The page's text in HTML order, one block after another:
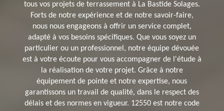
tous vos projets de terrassement à La Bastide Solages.
Forts de notre expérience et de notre savoir-faire,
nous nous engageons à offrir un service complet,
adapté à vos besoins spécifiques. Que vous soyez un
particulier ou un professionnel, notre équipe dévouée
est à votre écoute pour vous accompagner de l'étude à
la réalisation de votre projet. Grâce à notre
équipement de pointe et notre expertise, nous
garantissons un travail de qualité, dans le respect des
délais et des normes en vigueur. 12550 est notre code